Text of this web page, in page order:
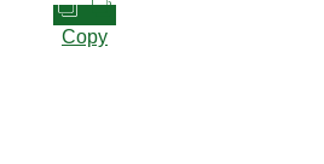
Copy